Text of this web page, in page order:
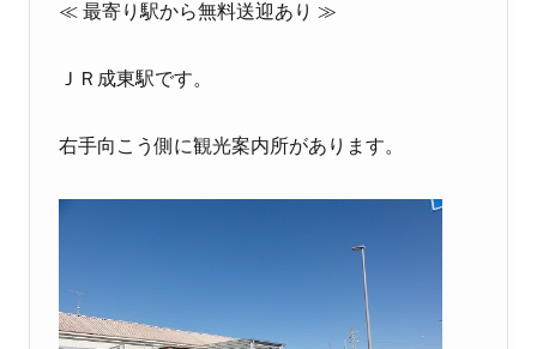
≪ 最寄り駅から無料送迎あり ≫
ＪＲ成東駅です。
右手向こう側に観光案内所があります。